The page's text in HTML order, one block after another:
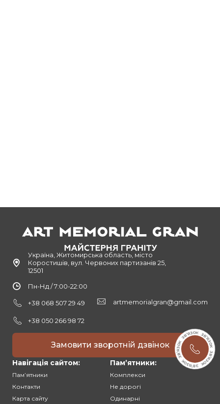
Україна, Житомирська область, місто
Коростишів, вул. Червоних партизанів 25,
12501
Пн-Нд / 7:00-22:00
+38 068 507 29 49
+38 050 266 98 72
artmemorialgran@gmail.com
Замовити зворотній дзвінок
Навігація сайтом:
Памʼятники
Контакти
Карта сайту
Памʼятники:
Комплекси
Не дорогі
Одинарні